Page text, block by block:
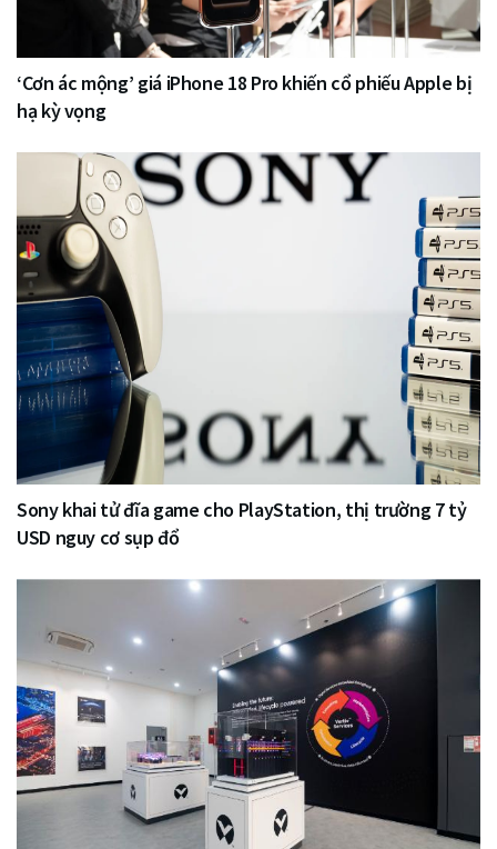
‘Cơn ác mộng’ giá iPhone 18 Pro khiến cổ phiếu Apple bị
hạ kỳ vọng
Sony khai tử đĩa game cho PlayStation, thị trường 7 tỷ
USD nguy cơ sụp đổ